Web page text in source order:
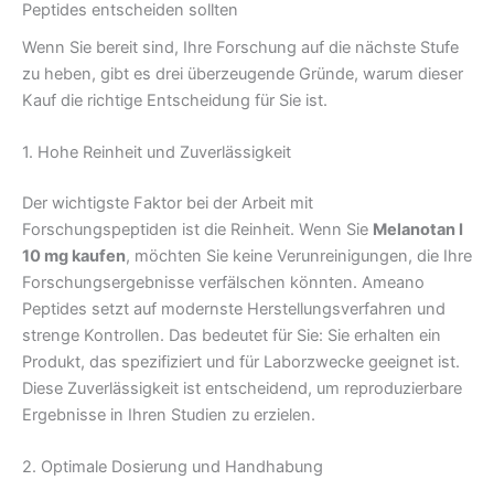
Peptides entscheiden sollten
Wenn Sie bereit sind, Ihre Forschung auf die nächste Stufe
zu heben, gibt es drei überzeugende Gründe, warum dieser
Kauf die richtige Entscheidung für Sie ist.
1. Hohe Reinheit und Zuverlässigkeit
Der wichtigste Faktor bei der Arbeit mit
Forschungspeptiden ist die Reinheit. Wenn Sie Melanotan I
10 mg kaufen, möchten Sie keine Verunreinigungen, die Ihre
Forschungsergebnisse verfälschen könnten. Ameano
Peptides setzt auf modernste Herstellungsverfahren und
strenge Kontrollen. Das bedeutet für Sie: Sie erhalten ein
Produkt, das spezifiziert und für Laborzwecke geeignet ist.
Diese Zuverlässigkeit ist entscheidend, um reproduzierbare
Ergebnisse in Ihren Studien zu erzielen.
2. Optimale Dosierung und Handhabung